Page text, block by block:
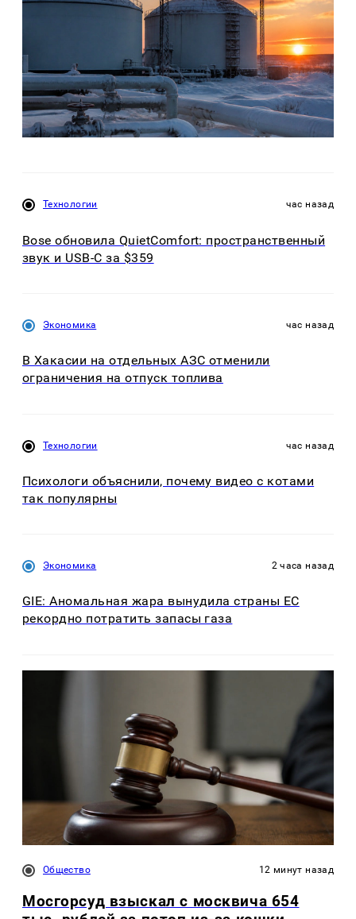
Технологии час назад
Bose обновила QuietComfort: пространственный
звук и USB-C за $359
Экономика час назад
В Хакасии на отдельных АЗС отменили
ограничения на отпуск топлива
Технологии час назад
Психологи объяснили, почему видео с котами
так популярны
Экономика 2 часа назад
GIE: Аномальная жара вынудила страны ЕС
рекордно потратить запасы газа
Общество 12 минут назад
Мосгорсуд взыскал с москвича 654